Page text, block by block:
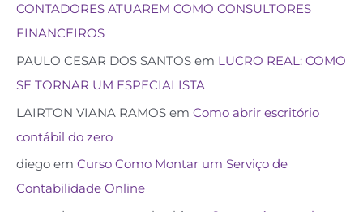
CONTADORES ATUAREM COMO CONSULTORES
FINANCEIROS
PAULO CESAR DOS SANTOS em LUCRO REAL: COMO
SE TORNAR UM ESPECIALISTA
LAIRTON VIANA RAMOS em Como abrir escritório
contábil do zero
diego em Curso Como Montar um Serviço de
Contabilidade Online